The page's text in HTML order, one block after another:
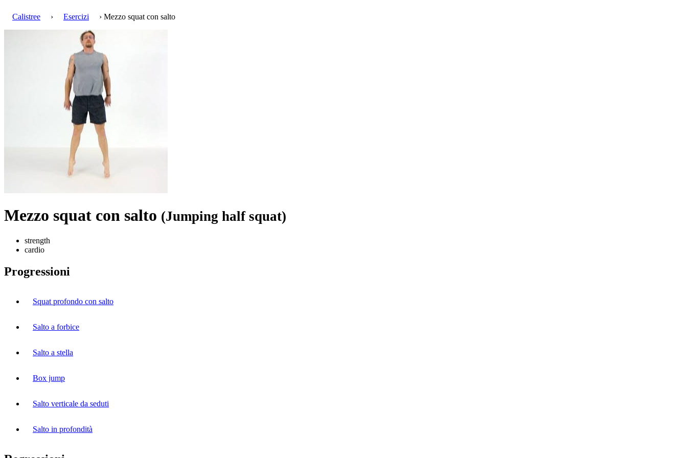
Calistree › Esercizi › Mezzo squat con salto
Mezzo squat con salto (Jumping half squat)
strength
cardio
Progressioni
Squat profondo con salto
Salto a forbice
Salto a stella
Box jump
Salto verticale da seduti
Salto in profondità